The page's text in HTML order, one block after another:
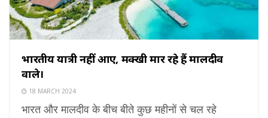
भारतीय यात्री नहीं आए, मक्खी मार रहे हैं मालदीव
वाले।
18 MARCH 2024
भारत और मालदीव के बीच बीते कुछ महीनों से चल रहे